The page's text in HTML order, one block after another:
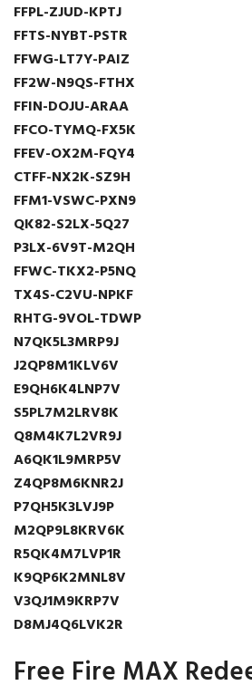
FFPL-ZJUD-KPTJ
FFTS-NYBT-PSTR
FFWG-LT7Y-PAIZ
FF2W-N9QS-FTHX
FFIN-DOJU-ARAA
FFCO-TYMQ-FX5K
FFEV-OX2M-FQY4
CTFF-NX2K-SZ9H
FFM1-VSWC-PXN9
QK82-S2LX-5Q27
P3LX-6V9T-M2QH
FFWC-TKX2-P5NQ
TX4S-C2VU-NPKF
RHTG-9VOL-TDWP
N7QK5L3MRP9J
J2QP8M1KLV6V
E9QH6K4LNP7V
S5PL7M2LRV8K
Q8M4K7L2VR9J
A6QK1L9MRP5V
Z4QP8M6KNR2J
P7QH5K3LVJ9P
M2QP9L8KRV6K
R5QK4M7LVP1R
K9QP6K2MNL8V
V3QJ1M9KRP7V
D8MJ4Q6LVK2R
Free Fire MAX